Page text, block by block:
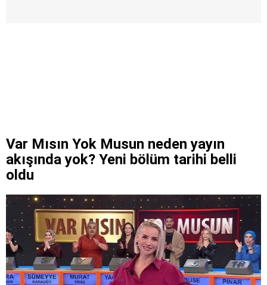
Var Mısın Yok Musun neden yayın
akışında yok? Yeni bölüm tarihi belli
oldu